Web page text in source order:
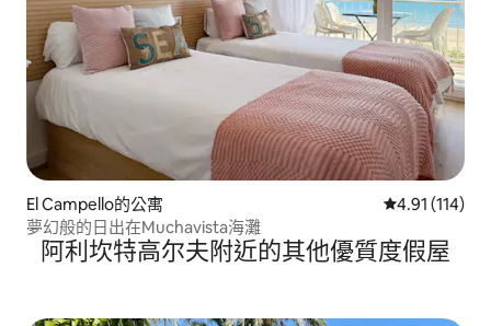
El Campello的公寓 從 114 則評價
4.91 (114)
夢幻般的日出在Muchavista海灘
阿利坎特高尔夫附近的其他優質度假屋